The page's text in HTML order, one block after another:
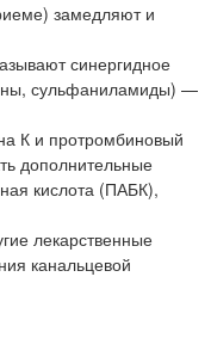
замедляют и
синергидное
сульфаниламиды) —
К и протромбиновый
дополнительные
кислота (ПАБК),
лекарственные
канальцевой